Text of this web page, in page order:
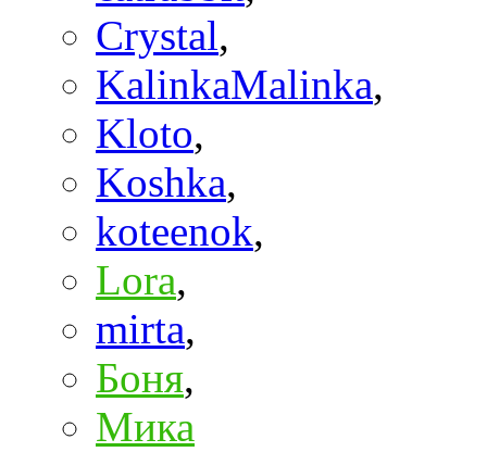
Crystal,
KalinkaMalinka,
Kloto,
Koshka,
koteenok,
Lora,
mirta,
Боня,
Мика